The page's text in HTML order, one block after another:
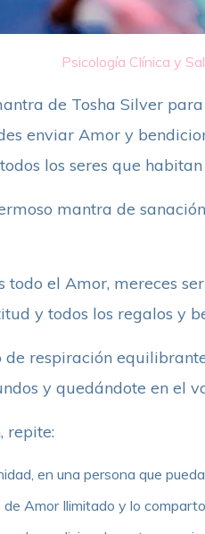
Psicología Clínica y
de Tosha Silver
enviar Amor y
los seres que
mantra de
todo el Amor, mereces
y todos los regalos y
respiración
y quedándote en el
repite:
en una persona que
Amor Ilimitado y lo